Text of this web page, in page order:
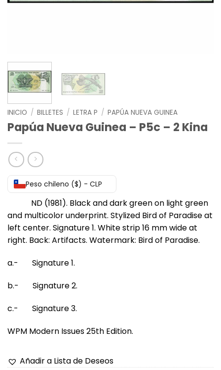
INICIO / BILLETES / LETRA P / PAPÚA NUEVA GUINEA
Papúa Nueva Guinea – P5c – 2 Kina
Peso chileno ($) - CLP
ND (1981). Black and dark green on light green
and multicolor underprint. Stylized Bird of Paradise at
left center. Signature 1. White strip 16 mm wide at
right. Back: Artifacts. Watermark: Bird of Paradise.
a.- Signature 1.
b.- Signature 2.
c.- Signature 3.
WPM Modern Issues 25th Edition.
Añadir a Lista de Deseos